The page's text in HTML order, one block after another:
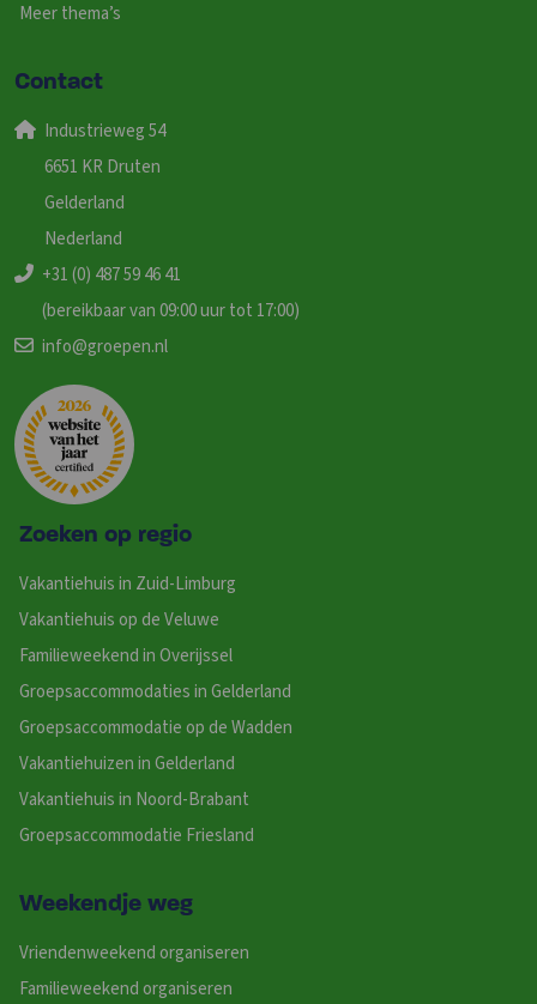
Meer thema’s
Contact
Industrieweg 54
6651 KR Druten
Gelderland
Nederland
+31 (0) 487 59 46 41
(bereikbaar van 09:00 uur tot 17:00)
info@groepen.nl
Zoeken op regio
Vakantiehuis in Zuid-Limburg
Vakantiehuis op de Veluwe
Familieweekend in Overijssel
Groepsaccommodaties in Gelderland
Groepsaccommodatie op de Wadden
Vakantiehuizen in Gelderland
Vakantiehuis in Noord-Brabant
Groepsaccommodatie Friesland
Weekendje weg
Vriendenweekend organiseren
Familieweekend organiseren